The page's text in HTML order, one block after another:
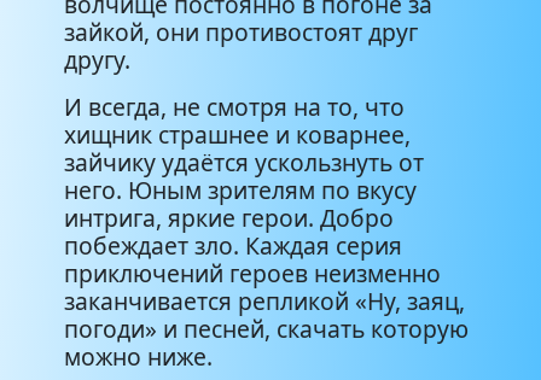
Ансамбль Мелодия - Шаланды,
полные кефали
3:04
Анатолий Папанов - Светофор
Ансамбль Мелодия - Степь да
степь
Борис Тихонов - Весенний
вальс
зайкой, они противостоят друг
другу.
И всегда, не смотря на то, что
хищник страшнее и коварнее,
зайчику удаётся ускользнуть от
него. Юным зрителям по вкусу
интрига, яркие герои. Добро
побеждает зло. Каждая серия
приключений героев неизменно
заканчивается репликой «Ну, заяц,
погоди» и песней, скачать которую
можно ниже.